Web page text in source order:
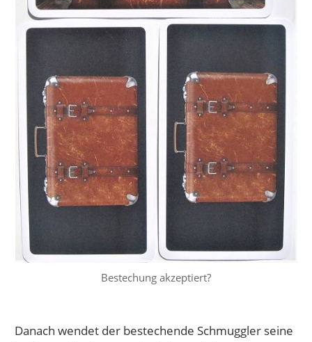
Bestechung akzeptiert?
Danach wendet der bestechende Schmuggler seine